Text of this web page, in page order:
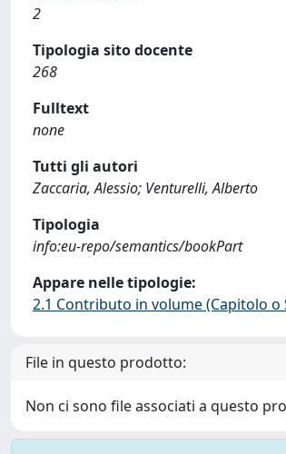
2
Tipologia sito docente
268
Fulltext
none
Tutti gli autori
Zaccaria, Alessio; Venturelli, Alberto
Tipologia
info:eu-repo/semantics/bookPart
Appare nelle tipologie:
2.1 Contributo in volume (Capitolo o
File in questo prodotto:
Non ci sono file associati a questo